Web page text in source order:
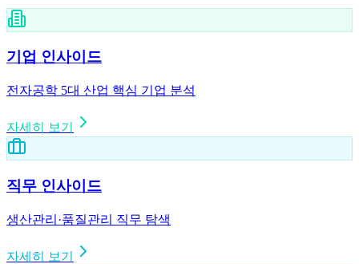
기업 인사이드
전자공학 5대 산업 핵심 기업 분석
자세히 보기
직무 인사이드
생산관리·품질관리 직무 탐색
자세히 보기